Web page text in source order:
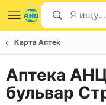
Карта Аптек
Аптека
бульвар